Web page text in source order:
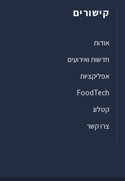
קישורים
אודות
חדשות ואירועים
אפליקציות
FoodTech
קטלוג
צרו קשר